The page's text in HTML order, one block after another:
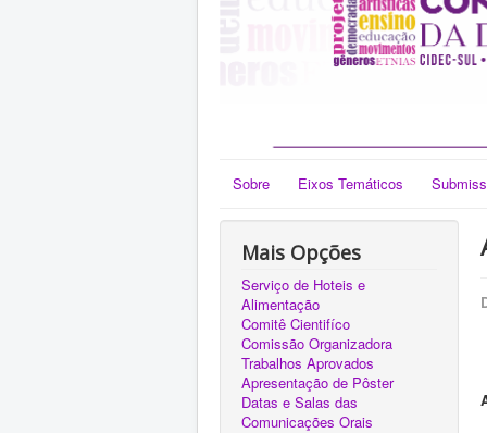
Sobre Eixos Temáticos
Mais Opções
Serviço de Hoteis e
Alimentação
Comitê Cientifíco
Comissão Organizadora
Trabalhos Aprovados
Apresentação de Pôster
Datas e Salas das
Comunicações Orais